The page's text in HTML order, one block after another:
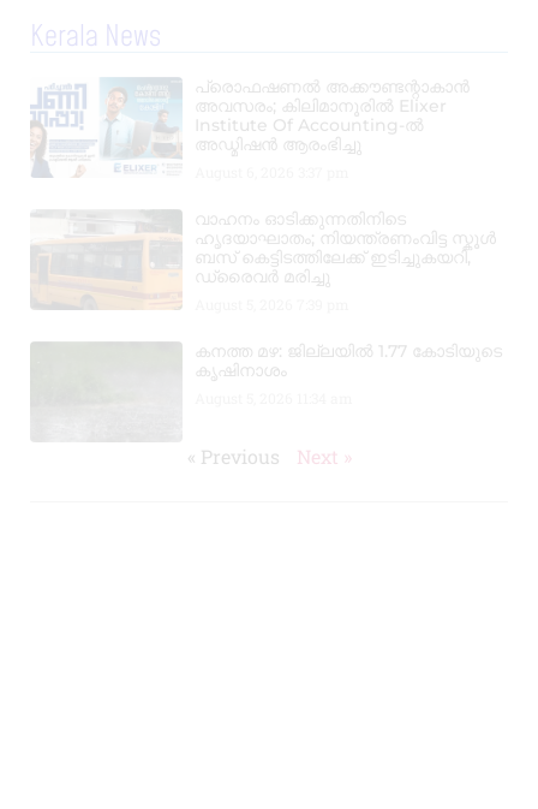
Kerala News
പ്രൊഫഷണൽ അക്കൗണ്ടന്റാകാൻ
അവസരം; കിലിമാനൂരിൽ Elixer
Institute Of Accounting-ൽ
അഡ്മിഷൻ ആരംഭിച്ചു
വാഹനം ഓടിക്കുന്നതിനിടെ
ഹൃദയാഘാതം; നിയന്ത്രണംവിട്ട സ്കൂൾ
ബസ് കെട്ടിടത്തിലേക്ക് ഇടിച്ചുകയറി,
ഡ്രൈവർ മരിച്ചു
കനത്ത മഴ: ജില്ലയിൽ 1.77 കോടിയുടെ
കൃഷിനാശം
« Previous Next »